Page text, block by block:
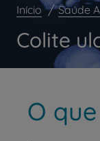
Clientes
CUF
Para
Início Saúde
Colite
O